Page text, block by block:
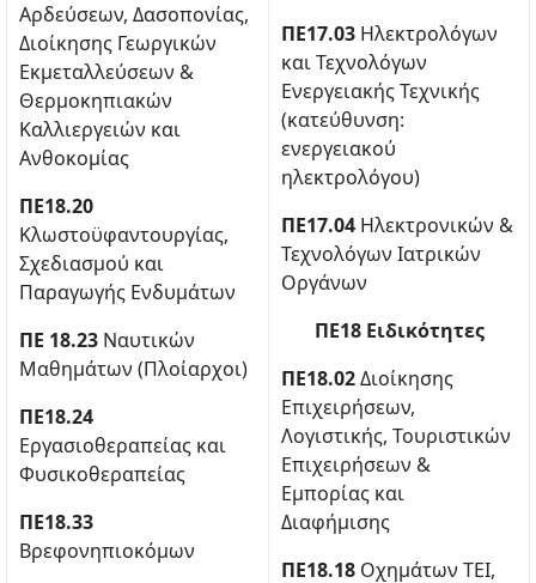
Αρδεύσεων, Δασοπονίας,
Διοίκησης Γεωργικών
Εκμεταλλεύσεων &
Θερμοκηπιακών
Καλλιεργειών και
Ανθοκομίας
ΠΕ18.20
Κλωστοϋφαντουργίας,
Σχεδιασμού και
Παραγωγής Ενδυμάτων
ΠΕ 18.23 Ναυτικών
Μαθημάτων (Πλοίαρχοι)
ΠΕ18.24
Εργασιοθεραπείας και
Φυσικοθεραπείας
ΠΕ18.33
Βρεφονηπιοκόμων
ΠΕ17.03 Ηλεκτρολόγων
και Τεχνολόγων
Ενεργειακής Τεχνικής
(κατεύθυνση:
ενεργειακού
ηλεκτρολόγου)
ΠΕ17.04 Ηλεκτρονικών &
Τεχνολόγων Ιατρικών
Οργάνων
ΠΕ18 Ειδικότητες
ΠΕ18.02Διοίκησης
Επιχειρήσεων,
Λογιστικής, Τουριστικών
Επιχειρήσεων &
Εμπορίας και
Διαφήμισης
ΠΕ18.18 Οχημάτων ΤΕΙ,